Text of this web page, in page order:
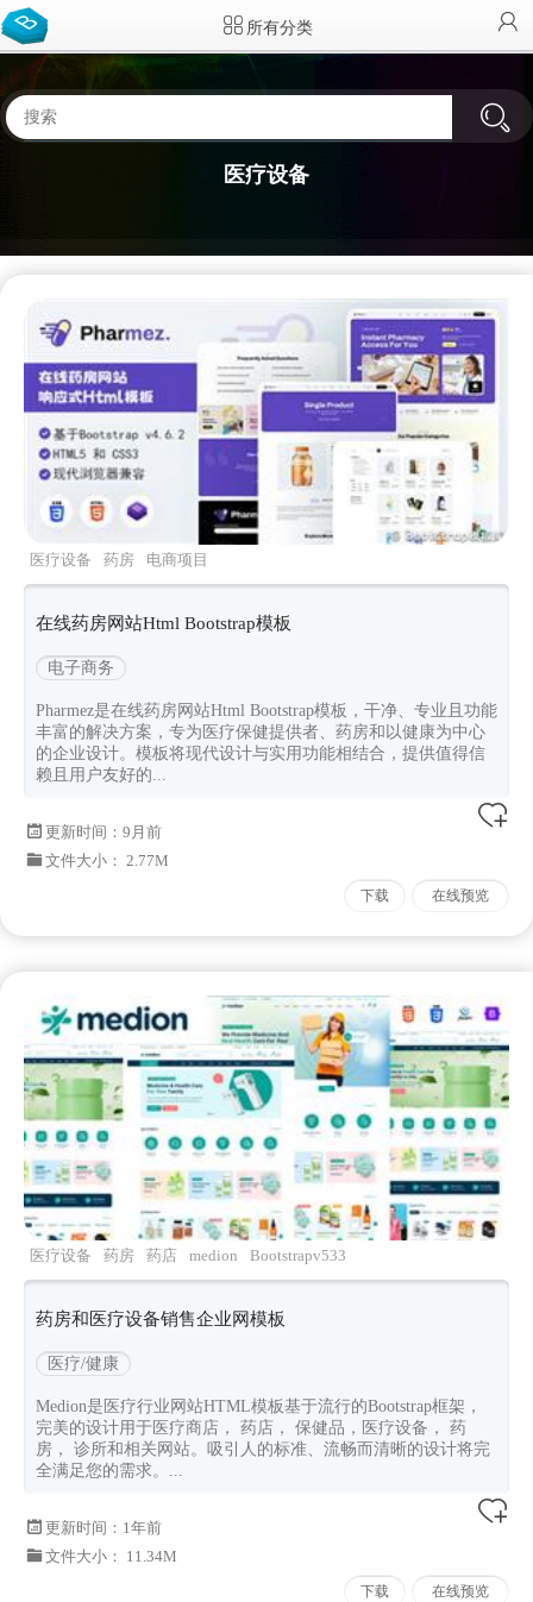
所有分类
医疗设备
医疗设备 药房
电商项目
在线药房网站Html Bootstrap模板
电子商务
Pharmez是在线药房网站Html Bootstrap模板，干净、专业且功能
丰富的解决方案，专为医疗保健提供者、药房和以健康为中心
的企业设计。模板将现代设计与实用功能相结合，提供值得信
赖且用户友好的...
更新时间： 9月前
文件大小： 2.77M
下载 在线预览
医疗设备 药房 药店 medion Bootstrapv533
药房和医疗设备销售企业网模板
医疗/健康
Medion是医疗行业网站HTML模板基于流行的Bootstrap框架，
完美的设计用于医疗商店， 药店， 保健品，医疗设备， 药
房， 诊所和相关网站。吸引人的标准、流畅而清晰的设计将完
全满足您的需求。...
更新时间： 1年前
文件大小： 11.34M
下载 在线预览